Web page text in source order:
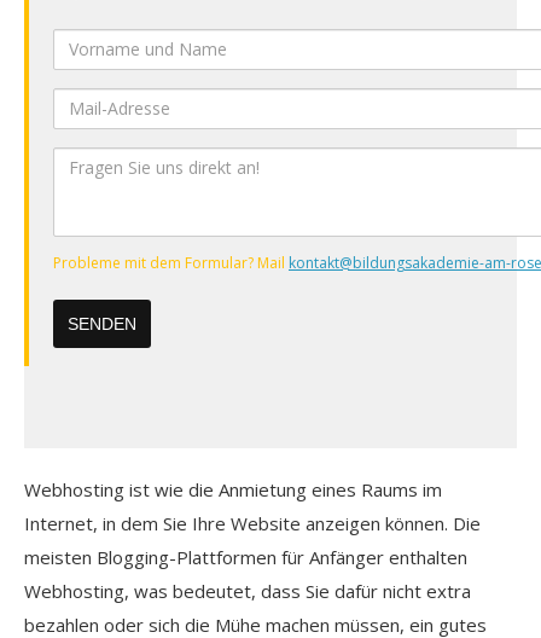
Vorname
Name
Mail-
Ihre
Probleme mit dem Formular? Mail kontakt@bildungsakademie-am-
Webhosting ist wie die Anmietung eines Raums im
Internet, in dem Sie Ihre Website anzeigen können. Die
meisten Blogging-Plattformen für Anfänger enthalten
Webhosting, was bedeutet, dass Sie dafür nicht extra
bezahlen oder sich die Mühe machen müssen, ein gutes